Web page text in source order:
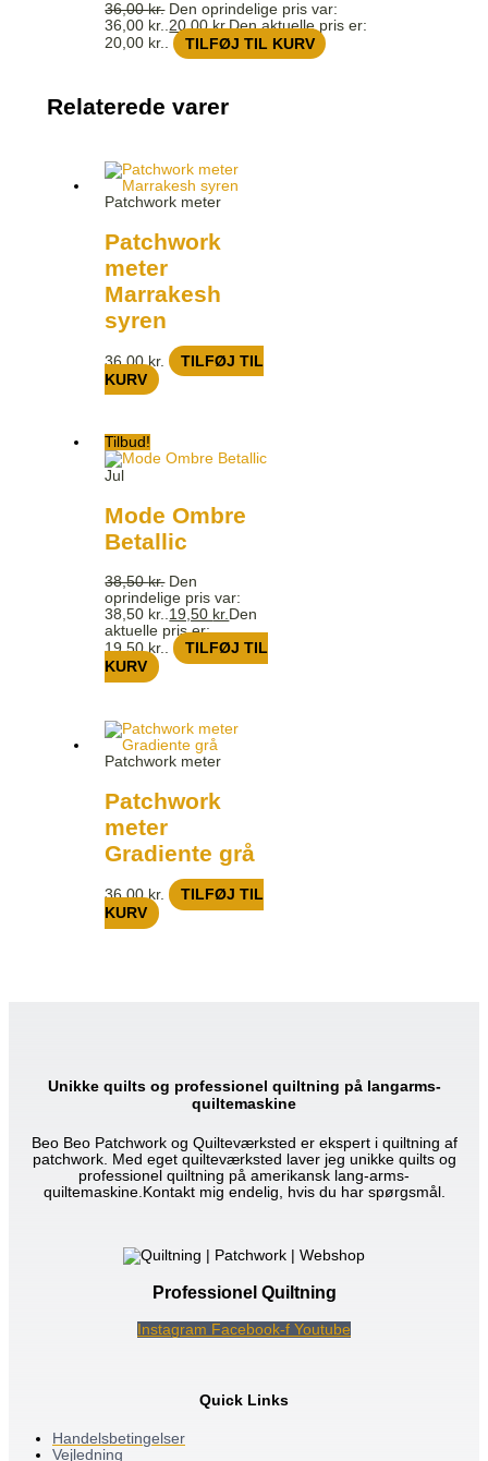
36,00kr. Den oprindelige pris var:
36,00 kr..20,00kr.Den aktuelle pris er:
20,00 kr..
TILFØJ TIL KURV
Relaterede varer
Patchwork meter
Patchwork
meter
Marrakesh
syren
36,00kr.
TILFØJ TIL
KURV
Tilbud!
Jul
Mode Ombre
Betallic
38,50kr. Den
oprindelige pris var:
38,50 kr.. 19,50 kr. Den
aktuelle pris er:
19,50 kr..
TILFØJ TIL
KURV
Patchwork meter
Patchwork
meter
Gradiente grå
36,00kr.
TILFØJ TIL
KURV
Unikke quilts og professionel quiltning på langarms-
quiltemaskine
Beo Beo Patchwork og Quilteværksted er ekspert i quiltning af
patchwork. Med eget quilteværksted laver jeg unikke quilts og
professionel quiltning på amerikansk lang-arms-
quiltemaskine.Kontakt mig endelig, hvis du har spørgsmål.
Professionel Quiltning
Instagram Facebook-f Youtube
Quick Links
Handelsbetingelser
Vejledning